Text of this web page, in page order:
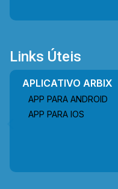
Links Úteis
APLICATIVO ARBIX
APP PARA ANDROID
APP PARA IOS